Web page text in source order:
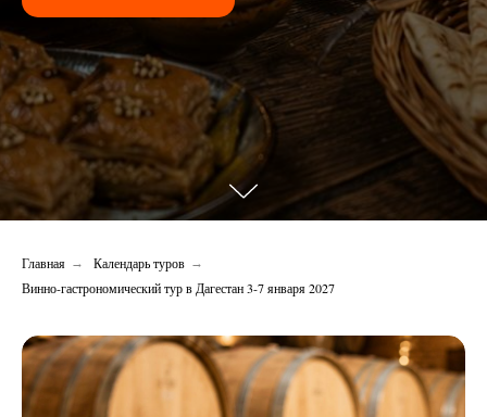
Главная → Календарь туров →
Винно-гастрономический тур в Дагестан 3-7 января 2027